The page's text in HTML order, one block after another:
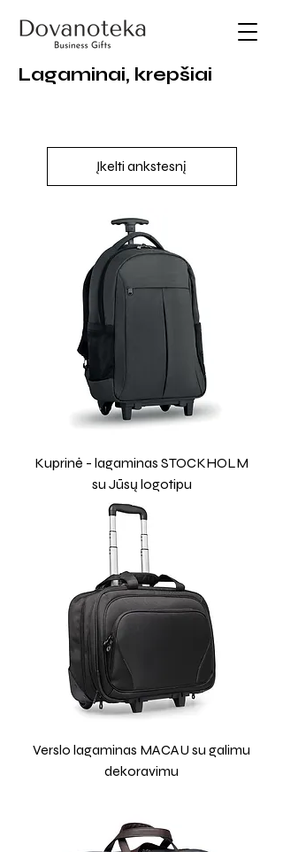
Lagaminai, krepšiai
Įkelti ankstesnį
Kuprinė - lagaminas STOCKHOLM
su Jūsų logotipu
Verslo lagaminas MACAU su galimu
dekoravimu